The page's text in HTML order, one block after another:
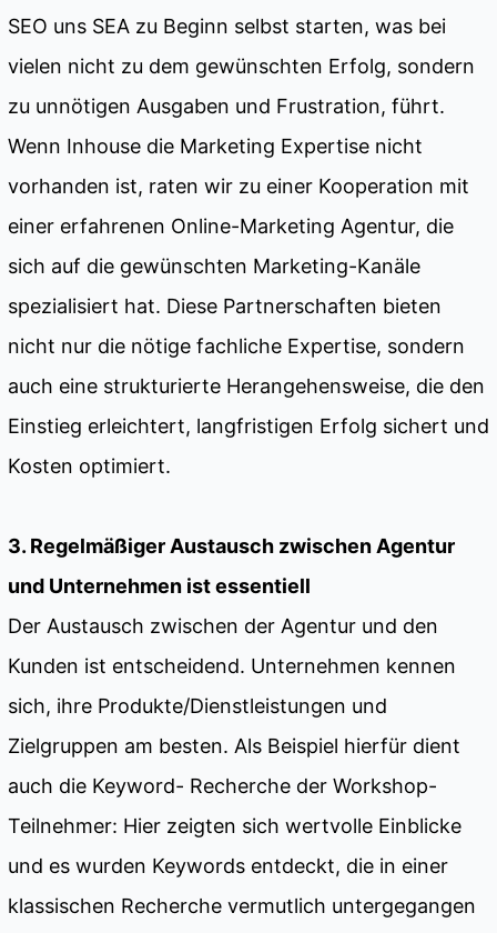
SEO uns SEA zu Beginn selbst starten, was bei
vielen nicht zu dem gewünschten Erfolg, sondern
zu unnötigen Ausgaben und Frustration, führt.
Wenn Inhouse die Marketing Expertise nicht
vorhanden ist, raten wir zu einer Kooperation mit
einer erfahrenen Online-Marketing Agentur, die
sich auf die gewünschten Marketing-Kanäle
spezialisiert hat. Diese Partnerschaften bieten
nicht nur die nötige fachliche Expertise, sondern
auch eine strukturierte Herangehensweise, die den
Einstieg erleichtert, langfristigen Erfolg sichert und
Kosten optimiert.
3. Regelmäßiger Austausch zwischen Agentur
und Unternehmen ist essentiell
Der Austausch zwischen der Agentur und den
Kunden ist entscheidend. Unternehmen kennen
sich, ihre Produkte/Dienstleistungen und
Zielgruppen am besten. Als Beispiel hierfür dient
auch die Keyword- Recherche der Workshop-
Teilnehmer: Hier zeigten sich wertvolle Einblicke
und es wurden Keywords entdeckt, die in einer
klassischen Recherche vermutlich untergegangen